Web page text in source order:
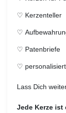
♡ Kerzenteller
♡
♡ Patenbriefe
♡
Lass Dich
Jede Kerze